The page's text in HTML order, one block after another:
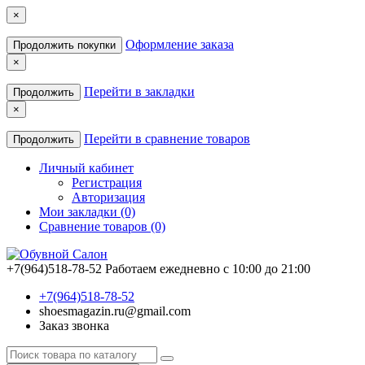
×
Продолжить покупки Оформление заказа
×
Продолжить Перейти в закладки
×
Продолжить Перейти в сравнение товаров
Личный кабинет
Регистрация
Авторизация
Мои закладки (0)
Сравнение товаров (0)
+7(964)518-78-52 Работаем ежедневно с 10:00 до 21:00
+7(964)518-78-52
shoesmagazin.ru@gmail.com
Заказ звонка